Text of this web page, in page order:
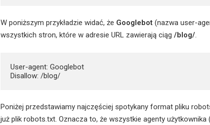
W poniższym przykładzie widać, że Googlebot (nazwa user-
wszystkich stron, które w adresie URL zawierają ciąg /blog/.
User-agent: Googlebot
Poniżej przedstawiamy najczęściej spotykany format pliku
już plik robots.txt. Oznacza to, że wszystkie agenty